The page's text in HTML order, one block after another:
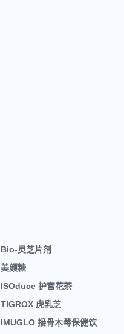
Bio-灵芝片剂
美颜糖
ISOduce 护宫花茶
TIGROX 虎乳芝
IMUGLO 接骨木莓保健饮